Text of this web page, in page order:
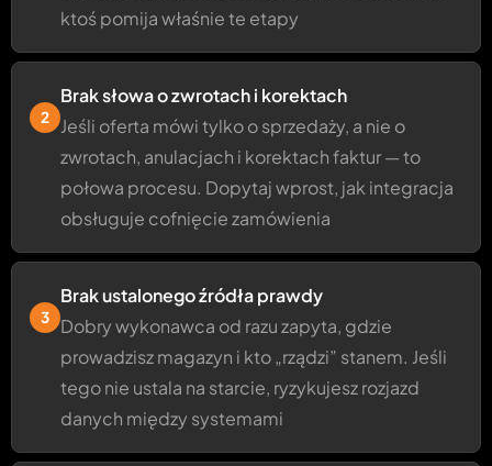
ktoś pomija właśnie te etapy
2
Brak słowa o zwrotach i korektach
Jeśli oferta mówi tylko o sprzedaży, a nie o
zwrotach, anulacjach i korektach faktur — to
połowa procesu. Dopytaj wprost, jak integracja
obsługuje cofnięcie zamówienia
3
Brak ustalonego źródła prawdy
Dobry wykonawca od razu zapyta, gdzie
prowadzisz magazyn i kto „rządzi” stanem. Jeśli
tego nie ustala na starcie, ryzykujesz rozjazd
danych między systemami